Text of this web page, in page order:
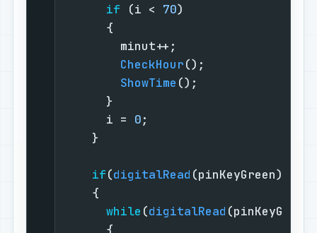
if (i < 70
CheckHour
ShowTime
      i =
0
if(digitalRead
while (digitalRead